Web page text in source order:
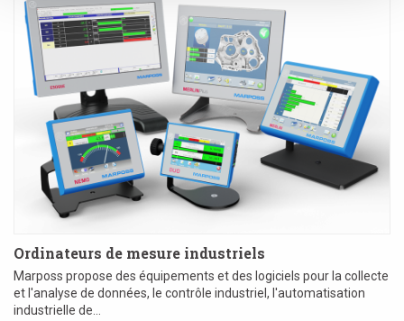
Ordinateurs de mesure industriels
Marposs propose des équipements et des logiciels pour la collecte
et l'analyse de données, le contrôle industriel, l'automatisation
industrielle de...